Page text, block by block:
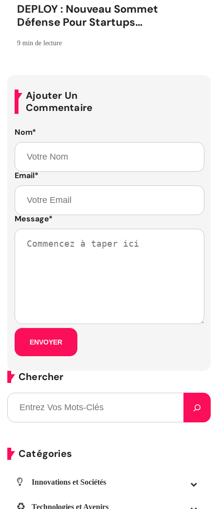
DEPLOY : Nouveau Sommet
Défense Pour Startups
9 min de lecture
Ajouter Un
Commentaire
Nom*
Email*
Message*
Chercher
Catégories
Innovations et Sociétés
Technologies et Avenirs